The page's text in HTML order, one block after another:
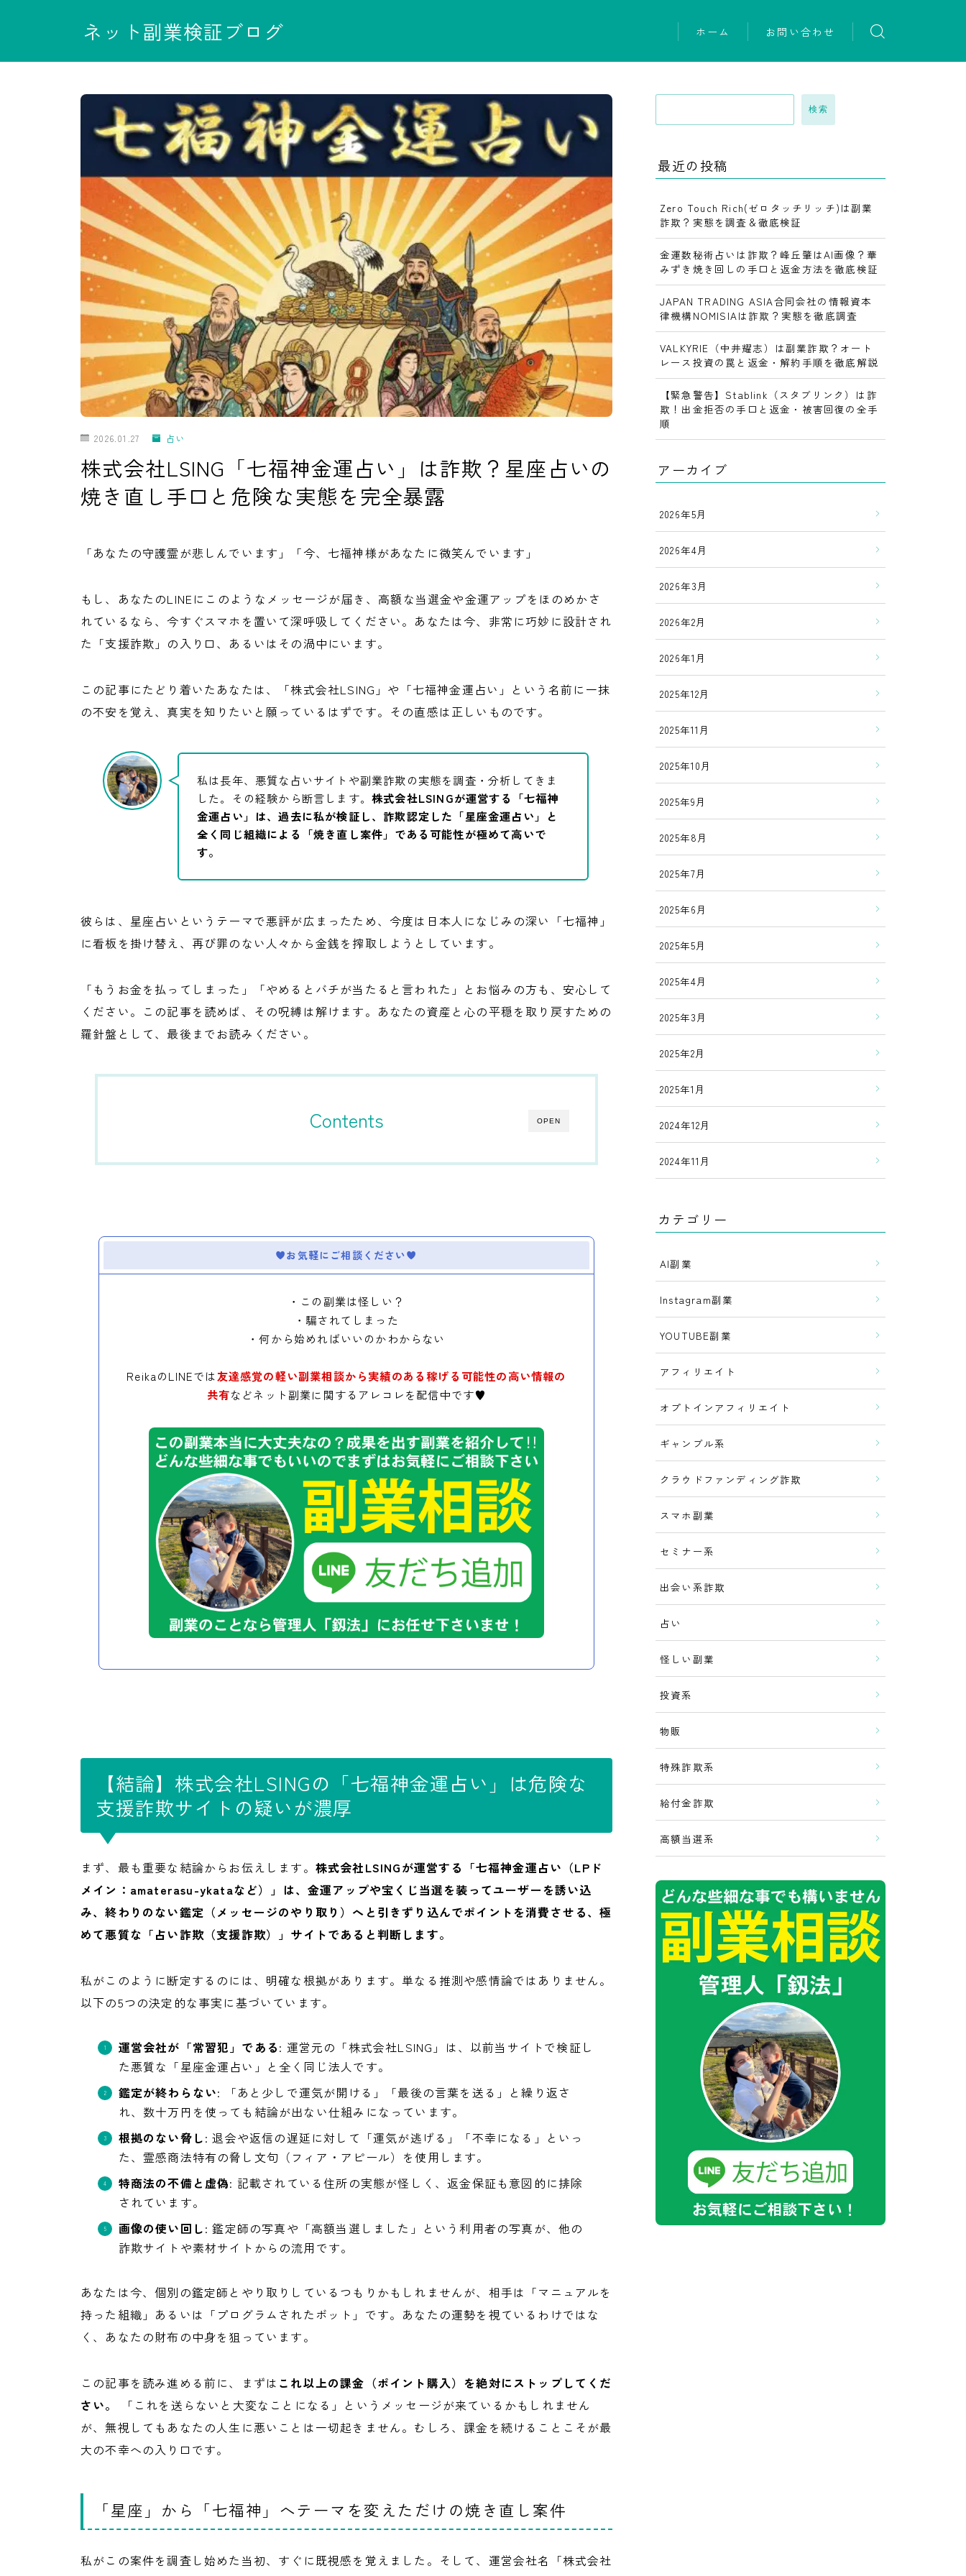
ネット副業検証ブログ ホーム お問い合わせ
2026.01.27 占い
株式会社LSING「七福神金運占い」は詐欺？星座占いの
焼き直し手口と危険な実態を完全暴露
「あなたの守護霊が悲しんでいます」「今、七福神様があなたに微笑んでいます」
もし、あなたのLINEにこのようなメッセージが届き、高額な当選金や金運アップをほのめかさ
れているなら、今すぐスマホを置いて深呼吸してください。あなたは今、非常に巧妙に設計され
た「支援詐欺」の入り口、あるいはその渦中にいます。
この記事にたどり着いたあなたは、「株式会社LSING」や「七福神金運占い」という名前に一抹
の不安を覚え、真実を知りたいと願っているはずです。その直感は正しいものです。
私は長年、悪質な占いサイトや副業詐欺の実態を調査・分析してきま
した。その経験から断言します。 株式会社LSINGが運営する「七福神
金運占い」は、過去に私が検証し、詐欺認定した「星座金運占い」と
全く同じ組織による「焼き直し案件」である可能性が極めて高いで
す。
彼らは、星座占いというテーマで悪評が広まったため、今度は日本人になじみの深い「七福神」
に看板を掛け替え、再び罪のない人々から金銭を搾取しようとしています。
「もうお金を払ってしまった」「やめるとバチが当たると言われた」とお悩みの方も、安心して
ください。この記事を読めば、その呪縛は解けます。あなたの資産と心の平穏を取り戻すための
羅針盤として、最後までお読みください。
OPEN
Contents
お気軽にご相談ください
・この副業は怪しい？
・騙されてしまった
・何から始めればいいのかわからない
ReikaのLINEでは友達感覚の軽い副業相談から実績のある稼げる可能性の高い情報の
共有などネット副業に関するアレコレを配信中です♥
【結論】株式会社LSINGの「七福神金運占い」は危険な
支援詐欺サイトの疑いが濃厚
まず、最も重要な結論からお伝えします。 株式会社LSINGが運営する「七福神金運占い（LPド
メイン：amaterasu-ykataなど）」は、金運アップや宝くじ当選を装ってユーザーを誘い込
み、終わりのない鑑定（メッセージのやり取り）へと引きずり込んでポイントを消費させる、極
めて悪質な「占い詐欺（支援詐欺）」サイトであると判断します。
私がこのように断定するのには、明確な根拠があります。単なる推測や感情論ではありません。
以下の5つの決定的な事実に基づいています。
運営会社が「常習犯」である: 運営元の「株式会社LSING」は、以前当サイトで検証し
た悪質な「星座金運占い」と全く同じ法人です。
鑑定が終わらない: 「あと少しで運気が開ける」「最後の言葉を送る」と繰り返さ
れ、数十万円を使っても結論が出ない仕組みになっています。
根拠のない脅し: 退会や返信の遅延に対して「運気が逃げる」「不幸になる」といっ
た、霊感商法特有の脅し文句（フィア・アピール）を使用します。
特商法の不備と虚偽: 記載されている住所の実態が怪しく、返金保証も意図的に排除
されています。
画像の使い回し: 鑑定師の写真や「高額当選しました」という利用者の写真が、他の
詐欺サイトや素材サイトからの流用です。
あなたは今、個別の鑑定師とやり取りしているつもりかもしれませんが、相手は「マニュアルを
持った組織」あるいは「プログラムされたボット」です。あなたの運勢を視ているわけではな
く、あなたの財布の中身を狙っています。
この記事を読み進める前に、まずは これ以上の課金（ポイント購入）を絶対にストップしてくだ
さい。
「これを送らないと大変なことになる」というメッセージが来ているかもしれません
が、無視してもあなたの人生に悪いことは一切起きません。むしろ、課金を続けることこそが最
大の不幸への入り口です。
「星座」から「七福神」へテーマを変えただけの焼き直し案件
私がこの案件を調査し始めた当初、すぐに既視感を覚えました。そして、運営会社名「株式会社
検索
最近の投稿
Zero Touch Rich(ゼロタッチリッチ)は副業
詐欺？実態を調査＆徹底検証
金運数秘術占いは詐欺？峰丘肇はAI画像？華
みずき焼き回しの手口と返金方法を徹底検証
JAPAN TRADING ASIA合同会社の情報資本
律機構NOMISIAは詐欺？実態を徹底調査
VALKYRIE（中井耀志）は副業詐欺？オート
レース投資の罠と返金・解約手順を徹底解説
【緊急警告】Stablink（スタブリンク）は詐
欺！出金拒否の手口と返金・被害回復の全手
順
アーカイブ
2026年5月
2026年4月
2026年3月
2026年2月
2026年1月
2025年12月
2025年11月
2025年10月
2025年9月
2025年8月
2025年7月
2025年6月
2025年5月
2025年4月
2025年3月
2025年2月
2025年1月
2024年12月
2024年11月
カテゴリー
AI副業
Instagram副業
YOUTUBE副業
アフィリエイト
オプトインアフィリエイト
ギャンブル系
クラウドファンディング詐欺
スマホ副業
セミナー系
出会い系詐欺
占い
怪しい副業
投資系
物販
特殊詐欺系
給付金詐欺
高額当選系